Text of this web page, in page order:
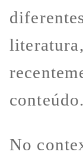
conteúdo.
No